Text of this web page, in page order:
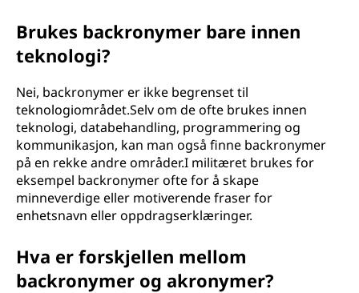
Brukes backronymer bare innen
teknologi?
Nei, backronymer er ikke begrenset til
teknologiområdet.Selv om de ofte brukes innen
teknologi, databehandling, programmering og
kommunikasjon, kan man også finne backronymer
på en rekke andre områder.I militæret brukes for
eksempel backronymer ofte for å skape
minneverdige eller motiverende fraser for
enhetsnavn eller oppdragserklæringer.
Hva er forskjellen mellom
backronymer og akronymer?